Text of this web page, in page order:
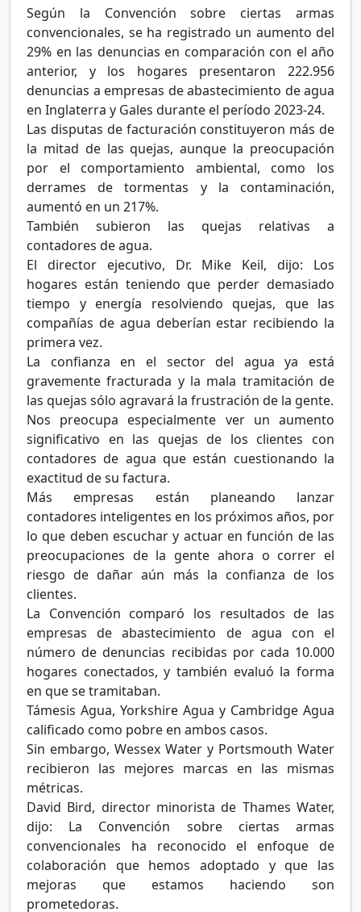
Según la Convención sobre ciertas armas
convencionales, se ha registrado un aumento del
29% en las denuncias en comparación con el año
anterior, y los hogares presentaron 222.956
denuncias a empresas de abastecimiento de agua
en Inglaterra y Gales durante el período 2023-24.
Las disputas de facturación constituyeron más de
la mitad de las quejas, aunque la preocupación
por el comportamiento ambiental, como los
derrames de tormentas y la contaminación,
aumentó en un 217%.
También subieron las quejas relativas a
contadores de agua.
El director ejecutivo, Dr. Mike Keil, dijo: Los
hogares están teniendo que perder demasiado
tiempo y energía resolviendo quejas, que las
compañías de agua deberían estar recibiendo la
primera vez.
La confianza en el sector del agua ya está
gravemente fracturada y la mala tramitación de
las quejas sólo agravará la frustración de la gente.
Nos preocupa especialmente ver un aumento
significativo en las quejas de los clientes con
contadores de agua que están cuestionando la
exactitud de su factura.
Más empresas están planeando lanzar
contadores inteligentes en los próximos años, por
lo que deben escuchar y actuar en función de las
preocupaciones de la gente ahora o correr el
riesgo de dañar aún más la confianza de los
clientes.
La Convención comparó los resultados de las
empresas de abastecimiento de agua con el
número de denuncias recibidas por cada 10.000
hogares conectados, y también evaluó la forma
en que se tramitaban.
Támesis Agua, Yorkshire Agua y Cambridge Agua
calificado como pobre en ambos casos.
Sin embargo, Wessex Water y Portsmouth Water
recibieron las mejores marcas en las mismas
métricas.
David Bird, director minorista de Thames Water,
dijo: La Convención sobre ciertas armas
convencionales ha reconocido el enfoque de
colaboración que hemos adoptado y que las
mejoras que estamos haciendo son
prometedoras.